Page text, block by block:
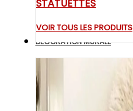
STATUETTES
VOIR TOUS LES PRODUITS
DECORATION MURALE